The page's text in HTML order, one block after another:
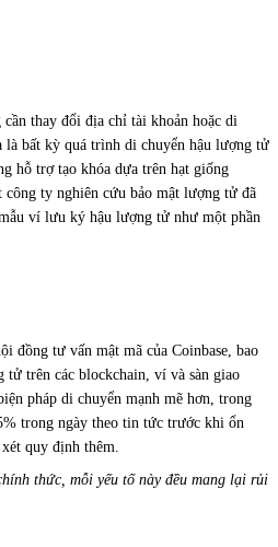
thay đổi địa chỉ tài khoản hoặc di
là bất kỳ quá trình di chuyển hậu lượng tử
hỗ trợ tạo khóa dựa trên hạt giống
công ty nghiên cứu bảo mật lượng tử đã
ví lưu ký hậu lượng tử như một phần
đồng tư vấn mật mã của Coinbase, bao
tử trên các blockchain, ví và sàn giao
pháp di chuyển mạnh mẽ hơn, trong
trong ngày theo tin tức trước khi ổn
quy định thêm.
thức, mỗi yếu tố này đều mang lại rủi